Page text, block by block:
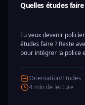
Quelles études
Tu veux devenir
études faire ? Reste
pour intégrer la police
Orientation/Etudes
4 min de lecture